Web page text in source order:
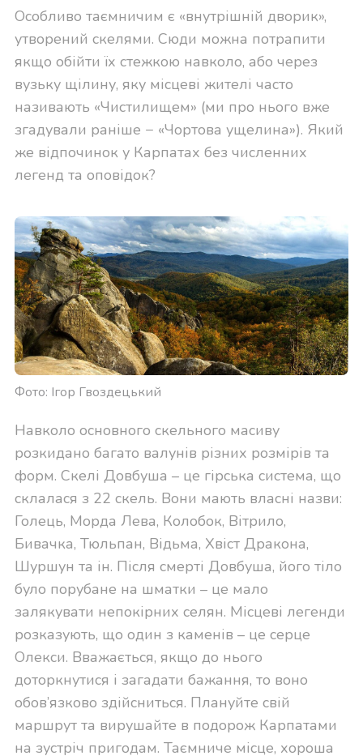
Особливо таємничим є «внутрішній дворик»,
утворений скелями. Сюди можна потрапити
якщо обійти їх стежкою навколо, або через
вузьку щілину, яку місцеві жителі часто
називають «Чистилищем» (ми про нього вже
згадували раніше − «Чортова ущелина»). Який
же відпочинок у Карпатах без численних
легенд та оповідок?
Фото: Ігор Гвоздецький
Навколо основного скельного масиву
розкидано багато валунів різних розмірів та
форм. Скелі Довбуша – це гірська система, що
склалася з 22 скель. Вони мають власні назви:
Голець, Морда Лева, Колобок, Вітрило,
Бивачка, Тюльпан, Відьма, Хвіст Дракона,
Шуршун та ін. Після смерті Довбуша, його тіло
було порубане на шматки – це мало
залякувати непокірних селян. Місцеві легенди
розказують, що один з каменів – це серце
Олекси. Вважається, якщо до нього
доторкнутися і загадати бажання, то воно
обов’язково здійсниться. Плануйте свій
маршрут та вирушайте в подорож Карпатами
на зустріч пригодам. Таємниче місце, хороша